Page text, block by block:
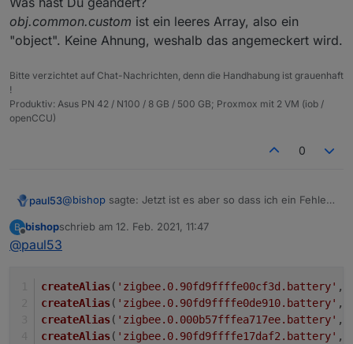
nicht zu hause bin, werde ich nachreichen wenn es
benötigt wird.
Ich versteh den Fehler so das er "object" erwartet aber
Ist ein Zigbee DP der Prozent liefert, gleiche DP werden
aber erstellt.
obj.common.custom ist ein leeres Array, also ein
"object". Keine Ahnung, weshalb das angemeckert wird.
Bitte verzichtet auf Chat-Nachrichten, denn die Handhabung ist grauenhaft
!
Produktiv: Asus PN 42 / N100 / 8 GB / 500 GB; Proxmox mit 2 VM (iob /
openCCU)
0
paul53@bishop sagte: Jetzt ist es aber so dass ich ein Fehler
Was hast Du geändert?
B
Offline
bishopschrieb am 12. Feb. 2021, 11:47
zuletzt editiert von
@paul53
createAlias( 'zigbee.0.90fd9ffffe00cf3d.battery' ,
createAlias( 'zigbee.0.90fd9ffffe0de910.battery' ,
createAlias( 'zigbee.0.000b57fffea717ee.battery' ,
createAlias( 'zigbee.0.90fd9ffffe17daf2.battery' ,